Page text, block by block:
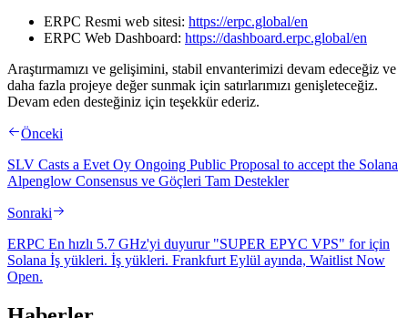
ERPC Resmi web sitesi: https://erpc.global/en
ERPC Web Dashboard: https://dashboard.erpc.global/en
Araştırmamızı ve gelişimini, stabil envanterimizi devam edeceğiz ve
daha fazla projeye değer sunmak için satırlarımızı genişleteceğiz.
Devam eden desteğiniz için teşekkür ederiz.
Önceki
SLV Casts a Evet Oy Ongoing Public Proposal to accept the Solana
Alpenglow Consensus ve Göçleri Tam Destekler
Sonraki
ERPC En hızlı 5.7 GHz'yi duyurur "SUPER EPYC VPS" for için
Solana İş yükleri. İş yükleri. Frankfurt Eylül ayında, Waitlist Now
Open.